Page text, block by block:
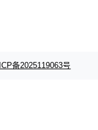
备2025119063号